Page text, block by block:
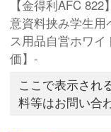
【金得利AFC
意資料挟み学生用
ス用品自営ホワ
価】-
ここで表示され
料等はお問い合